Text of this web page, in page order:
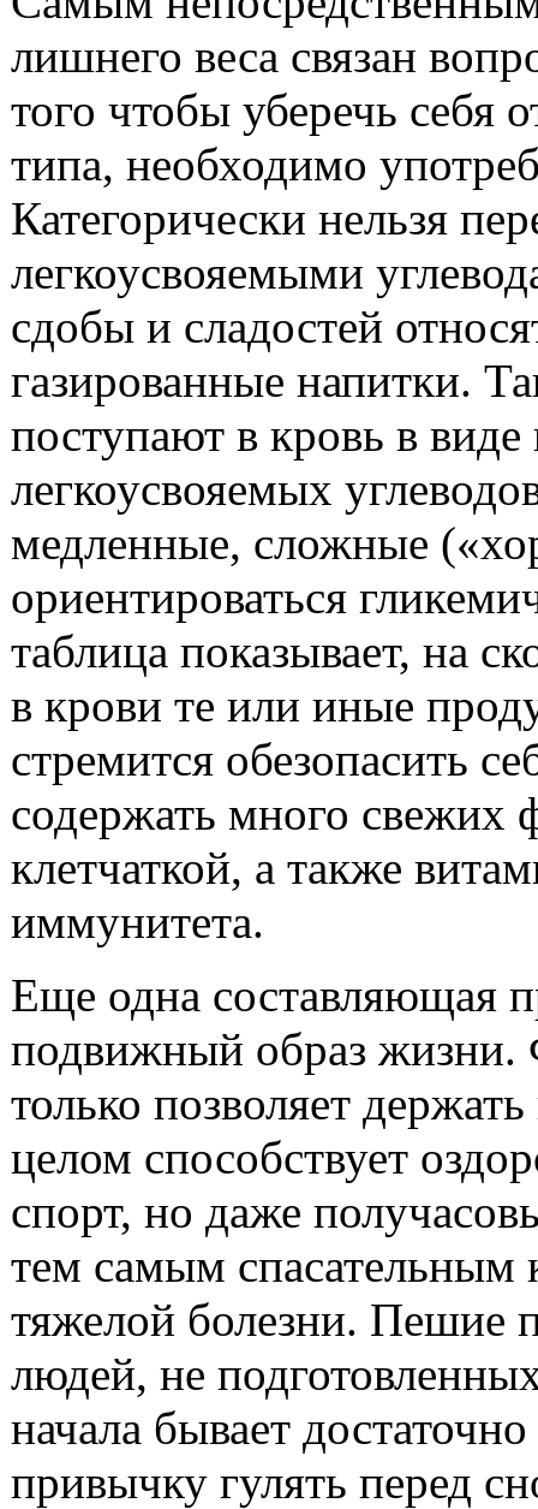
лишнего веса связан
того чтобы уберечь себя
типа, необходимо
Категорически нельзя
легкоусвояемыми
сдобы и сладостей
газированные напитки.
поступают в кровь в
легкоусвояемых
медленные, сложные
ориентироваться
таблица показывает, на
в крови те или иные
стремится обезопасить
содержать много свежих
клетчаткой, а также
иммунитета.
Еще одна составляющая
подвижный образ жизни.
только позволяет
целом способствует
спорт, но даже
тем самым спасательным
тяжелой болезни. Пешие
людей, не
начала бывает
привычку гулять перед